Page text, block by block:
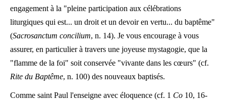
engagement à la "pleine participation aux célébrations
liturgiques qui est... un droit et un devoir en vertu... du baptême"
(Sacrosanctum concilium, n. 14). Je vous encourage à vous
assurer, en particulier à travers une joyeuse mystagogie, que la
"flamme de la foi" soit conservée "vivante dans les cœurs" (cf.
Rite du Baptême, n. 100) des nouveaux baptisés.
Comme saint Paul l'enseigne avec éloquence (cf. 1 Co 10, 16-